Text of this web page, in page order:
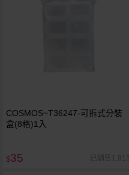
COSMOS~T36247-可拆式分裝
盒(8格)1入
$35 已銷售1,913